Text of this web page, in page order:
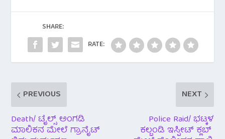
o
o
k
A
p
p
SHARE:
RATE:
PREVIOUS
Death/ ಟೈಲ್ಸ್ ಅಂಗಡಿ
ಮಾಲಿಕನ ಮೇಲೆ ಗ್ರಾನೈಟ್
NEXT
Police Raid/ ಭಟ್ಕಳ
ಕಲ್ಬಂಡಿ ಇಸ್ಪೀಟ್ ಕ್ಲಬ್